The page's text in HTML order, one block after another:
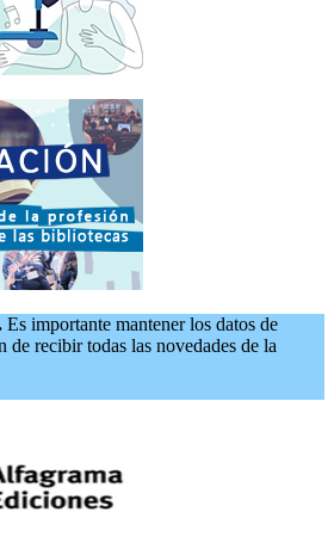
Es importante mantener los datos de
de recibir todas las novedades de la